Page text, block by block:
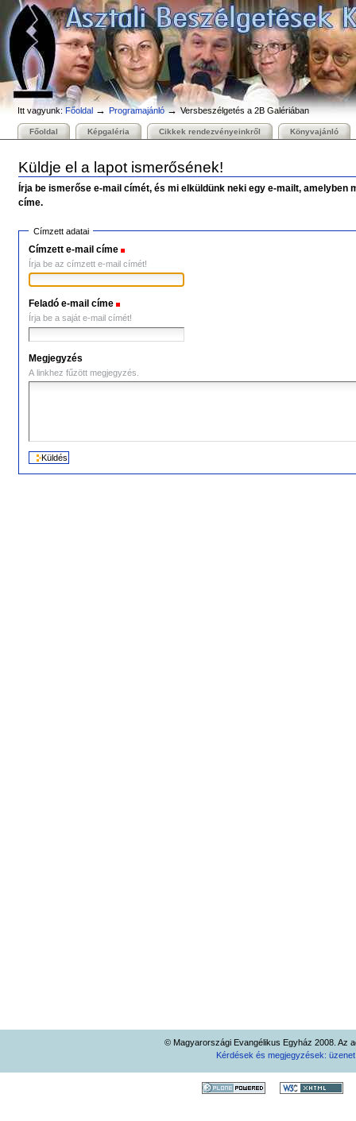
Tovább
tartalomhoz
Ugrás
navigációhoz
Személyes
eszközök
Itt vagyunk: Főoldal →Programajánló →Versbeszélgetés a 2B Galériában
Bekezdések
Főoldal Képgaléria Cikkek rendezvényeinkről Könyvajánló
Küldje el a lapot ismerősének!
Írja be ismerőse e-mail címét, és mi elküldünk neki egy e-mailt, amelyben
címe.
Címzett adatai
Címzett e-mail címe
Írja be az címzett e-mail címét!
Feladó e-mail címe
Írja be a saját e-mail címét!
Megjegyzés
A linkhez fűzött megjegyzés.
© Magyarországi Evangélikus Egyház 2008. Az
Kérdések és megjegyzések: